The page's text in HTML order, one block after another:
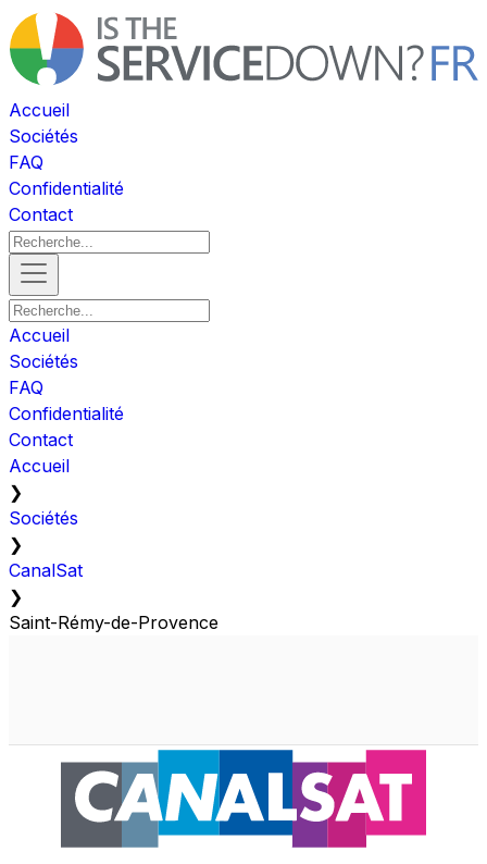
Accueil
Sociétés
FAQ
Confidentialité
Contact
Accueil
Sociétés
FAQ
Confidentialité
Contact
Accueil
❯
Sociétés
❯
CanalSat
❯
Saint-Rémy-de-Provence